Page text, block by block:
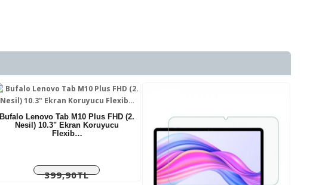
Bufalo Lenovo Tab M10 Plus FHD (2.
Nesil) 10.3" Ekran Koruyucu
Flexib…
399,90TL